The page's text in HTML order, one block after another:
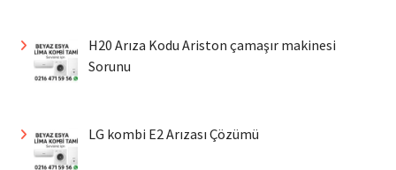
H20 Arıza Kodu Ariston çamaşır makinesi
Sorunu
LG kombi E2 Arızası Çözümü